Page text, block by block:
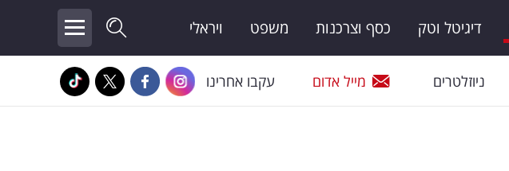
דיגיטל וטק כסף וצרכנות משפט ויראלי
ניוזלטרים מייל אדום עקבו אחרינו